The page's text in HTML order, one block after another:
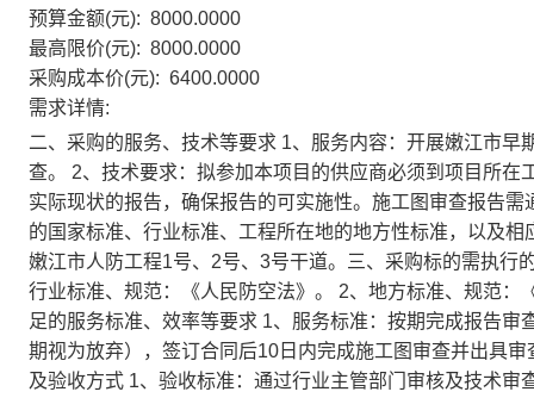
预算金额(元): 8000.0000
最高限价(元): 8000.0000
采购成本价(元): 6400.0000
需求详情:
二、采购的服务、技术等要求 1、服务内容：开展嫩江市
查。 2、技术要求：拟参加本项目的供应商必须到项目所
实际现状的报告，确保报告的可实施性。施工图审查报告
的国家标准、行业标准、工程所在地的地方性标准，以及
嫩江市人防工程1号、2号、3号干道。三、采购标的需执行
行业标准、规范：《人民防空法》。 2、地方标准、规范
足的服务标准、效率等要求 1、服务标准：按期完成报告
期视为放弃），签订合同后10日内完成施工图审查并出具
及验收方式 1、验收标准：通过行业主管部门审核及技术